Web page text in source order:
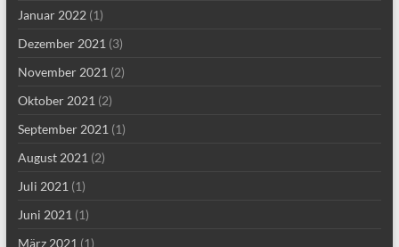
Januar 2022(1)
Dezember 2021 (3)
November 2021 (2)
Oktober 2021 (2)
September 2021 (1)
August 2021 (2)
Juli 2021 (1)
Juni 2021 (1)
März 2021 (1)